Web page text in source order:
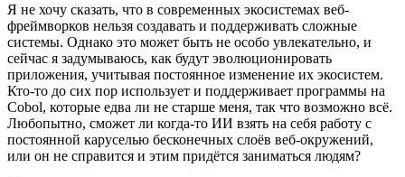
Я не хочу сказать, что в современных экосистемах веб-
фреймворков нельзя создавать и поддерживать сложные
системы. Однако это может быть не особо увлекательно, и
сейчас я задумываюсь, как будут эволюционировать
приложения, учитывая постоянное изменение их экосистем.
Кто-то до сих пор использует и поддерживает программы на
Cobol, которые едва ли не старше меня, так что возможно всё.
Любопытно, сможет ли когда-то ИИ взять на себя работу с
постоянной каруселью бесконечных слоёв веб-окружений,
или он не справится и этим придётся заниматься людям?